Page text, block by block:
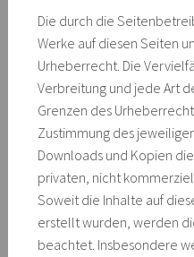
Die durch die
Werke auf diesen Seiten
Urheberrecht. Die
Verbreitung und jede Art
Grenzen des
Zustimmung des
Downloads und Kopien
privaten, nicht
Soweit die Inhalte auf
erstellt wurden, werden
beachtet. Insbesondere